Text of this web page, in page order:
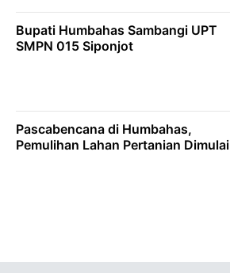
Bupati Humbahas Sambangi UPT
SMPN 015 Siponjot
Pascabencana di Humbahas,
Pemulihan Lahan Pertanian Dimulai